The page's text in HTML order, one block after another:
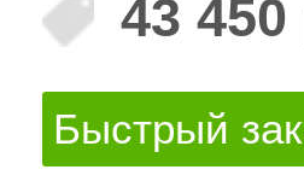
43 450
Быстрый